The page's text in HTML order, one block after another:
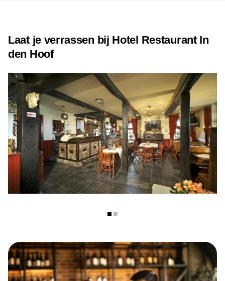
Laat je verrassen bij Hotel Restaurant In
den Hoof